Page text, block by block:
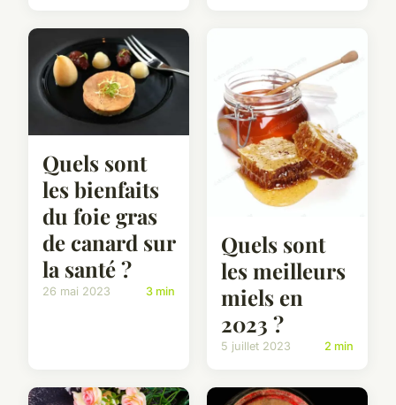
Quels sont
les bienfaits
du foie gras
de canard sur
la santé ?
26 mai 2023 3 min
Quels sont
les meilleurs
miels en
2023 ?
5 juillet 2023 2 min